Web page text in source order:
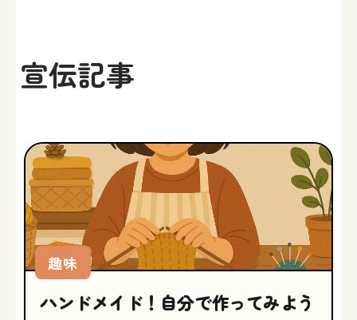
宣伝記事
趣味
ハンドメイド！自分で作ってみよう